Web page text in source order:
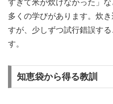
すぎて米が炊けなかった」
多くの学びがあります。炊
すが、少しずつ試行錯誤す
す。
知恵袋から得る教訓